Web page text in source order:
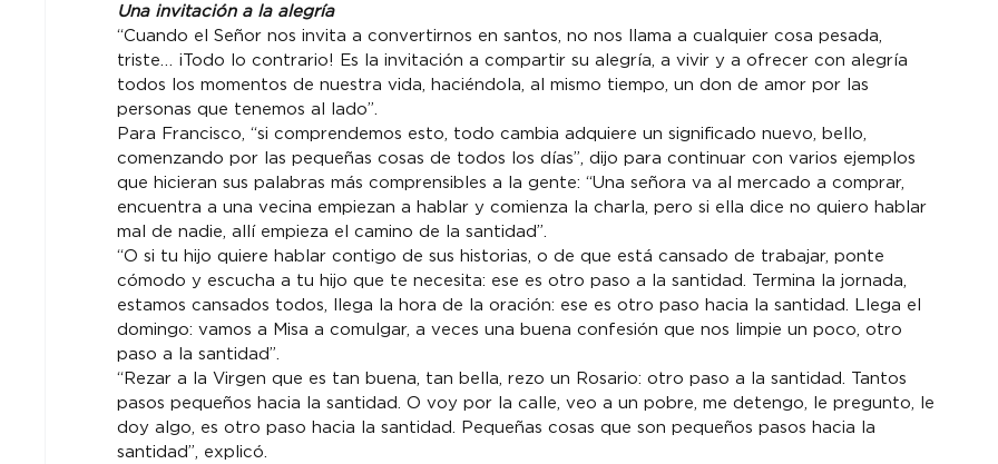
Una invitación a la alegría
“Cuando el Señor nos invita a convertirnos en santos, no nos llama a cualquier cosa pesada,
triste… ¡Todo lo contrario! Es la invitación a compartir su alegría, a vivir y a ofrecer con alegría
todos los momentos de nuestra vida, haciéndola, al mismo tiempo, un don de amor por las
personas que tenemos al lado”.
Para Francisco, “si comprendemos esto, todo cambia adquiere un significado nuevo, bello,
comenzando por las pequeñas cosas de todos los días”, dijo para continuar con varios ejemplos
que hicieran sus palabras más comprensibles a la gente: “Una señora va al mercado a comprar,
encuentra a una vecina empiezan a hablar y comienza la charla, pero si ella dice no quiero hablar
mal de nadie, allí empieza el camino de la santidad”.
“O si tu hijo quiere hablar contigo de sus historias, o de que está cansado de trabajar, ponte
cómodo y escucha a tu hijo que te necesita: ese es otro paso a la santidad. Termina la jornada,
estamos cansados todos, llega la hora de la oración: ese es otro paso hacia la santidad. Llega el
domingo: vamos a Misa a comulgar, a veces una buena confesión que nos limpie un poco, otro
paso a la santidad”.
“Rezar a la Virgen que es tan buena, tan bella, rezo un Rosario: otro paso a la santidad. Tantos
pasos pequeños hacia la santidad. O voy por la calle, veo a un pobre, me detengo, le pregunto, le
doy algo, es otro paso hacia la santidad. Pequeñas cosas que son pequeños pasos hacia la
santidad”, explicó.